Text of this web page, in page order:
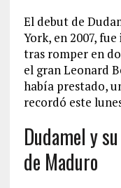
El debut de
York, en 2007,
tras romper en
el gran Leonard
había prestado,
recordó este
Dudamel y
de Maduro